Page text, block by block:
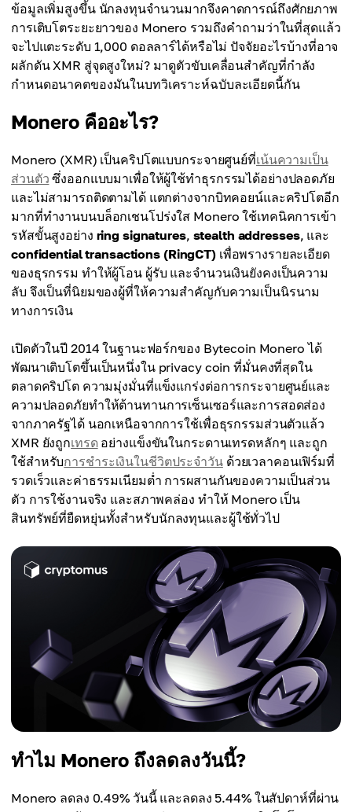
ข้อมูลเพิ่มสูงขึ้น นักลงทุนจำนวนมากจึงคาดการณ์ถึงศักยภาพ
การเติบโตระยะยาวของ Monero รวมถึงคำถามว่าในที่สุดแล้ว
จะไปแตะระดับ 1,000 ดอลลาร์ได้หรือไม่ ปัจจัยอะไรบ้างที่อาจ
ผลักดัน XMR สู่จุดสูงใหม่? มาดูตัวขับเคลื่อนสำคัญที่กำลัง
กำหนดอนาคตของมันในบทวิเคราะห์ฉบับละเอียดนี้กัน
Monero คืออะไร?
Monero (XMR) เป็นคริปโตแบบกระจายศูนย์ที่เน้นความเป็น
ส่วนตัว ซึ่งออกแบบมาเพื่อให้ผู้ใช้ทำธุรกรรมได้อย่างปลอดภัย
และไม่สามารถติดตามได้ แตกต่างจากบิทคอยน์และคริปโตอีก
มากที่ทำงานบนบล็อกเชนโปร่งใส Monero ใช้เทคนิคการเข้า
รหัสขั้นสูงอย่าง ring signatures, stealth addresses, และ
confidential transactions (RingCT)เพื่อพรางรายละเอียด
ของธุรกรรม ทำให้ผู้โอน ผู้รับ และจำนวนเงินยังคงเป็นความ
ลับ จึงเป็นที่นิยมของผู้ที่ให้ความสำคัญกับความเป็นนิรนาม
ทางการเงิน
เปิดตัวในปี 2014 ในฐานะฟอร์กของ Bytecoin Monero ได้
พัฒนาเติบโตขึ้นเป็นหนึ่งใน privacy coin ที่มั่นคงที่สุดใน
ตลาดคริปโต ความมุ่งมั่นที่แข็งแกร่งต่อการกระจายศูนย์และ
ความปลอดภัยทำให้ต้านทานการเซ็นเซอร์และการสอดส่อง
จากภาครัฐได้ นอกเหนือจากการใช้เพื่อธุรกรรมส่วนตัวแล้ว
XMR ยังถูกเทรด อย่างแข็งขันในกระดานเทรดหลักๆ และถูก
ใช้สำหรับการชำระเงินในชีวิตประจำวันด้วยเวลาคอนเฟิร์มที่
รวดเร็วและค่าธรรมเนียมต่ำ การผสานกันของความเป็นส่วน
ตัว การใช้งานจริง และสภาพคล่อง ทำให้ Monero เป็น
สินทรัพย์ที่ยืดหยุ่นทั้งสำหรับนักลงทุนและผู้ใช้ทั่วไป
ทำไม Monero ถึงลดลงวันนี้?
Monero ลดลง 0.49% วันนี้ และลดลง 5.44% ในสัปดาห์ที่ผ่าน